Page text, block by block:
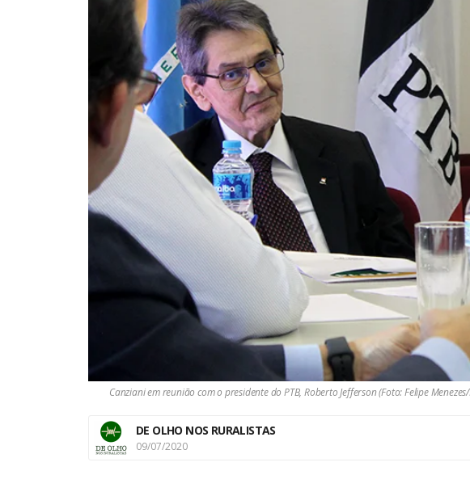
Canziani em reunião com o presidente do PTB, Roberto Jefferson (Foto: Felipe
DE OLHO NOS RURALISTAS
09/07/2020